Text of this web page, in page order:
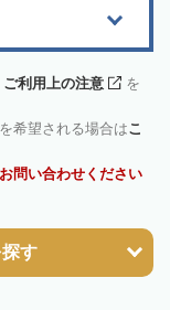
ご利用上の注意
を
希望される場合はこ
問い合わせください
す